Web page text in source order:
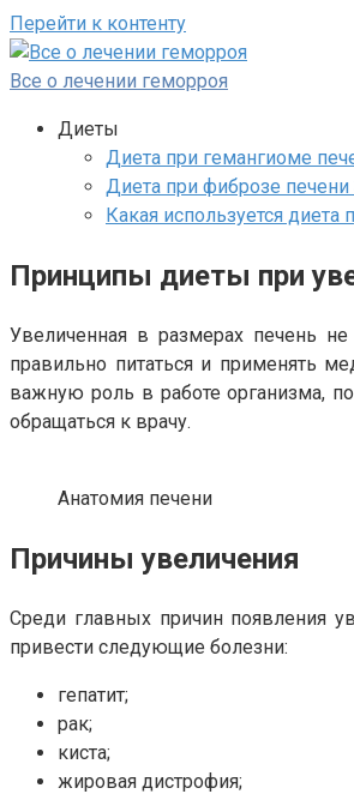
Перейти к контенту
Все о лечении геморроя
Диеты
Диета при гемангиоме
Диета при фиброзе
Какая используется
Принципы диеты при
Увеличенная в размерах печень не
правильно питаться и применять
важную роль в работе организма,
обращаться к врачу.
Анатомия печени
Причины увеличения
Среди главных причин появления
привести следующие болезни:
гепатит;
рак;
киста;
жировая дистрофия;